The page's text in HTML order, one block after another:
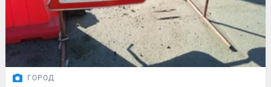
ГОРОД